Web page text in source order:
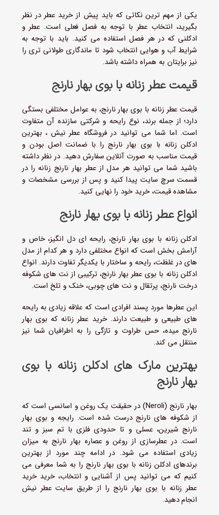
یکی از مهم ترین نکاتی که باید پیش از خرید عطر در نظر
بگیرید، انتخاب عطر با توجه به فصل فعلی است. عطر و
ادکلنی که در هر فصل استفاده می کنید. باید با توجه به
شرایط آب و هوایی انتخاب شود تا ماندگاری طولانی تری را
نیز برایتان به همراه داشته باشد.
قیمت عطر زنانه با بوی بهار نارنج
قیمت عطر زنانه با بوی بهار نارنج، به عوامل مختلفی بستگی
دارد؛ از جمله برند، نوع رایحه و شرکتی سازنده آن متفاوت
است. اما شما می توانید در فروشگاه عطر نیش ، بهترین
ادکلن زنانه با بوی بهار نارنج را با ضمانت اصل بودن و
قیمت مناسب به صورت آنلاین سفارش دهید. در نظر داشته
باشید شما می توانید هر مدل از عطر بهار نارنج زنانه را در
قسمت سرچ سایت پیدا کنید و پس از بررسی مشخصات و
مشاهده قیمت، خرید خود را نهایی کنید.
انواع عطر زنانه با بوی بهار نارنج
ادکلن زنانه با بوی بهار نارنج، رایحه ای دل انگیز، خاص و
آرامش بخش است که انواع مختلفی دارد و هر کدام از مدل
های در غلظت، رایحه و ساختار با یکدیگر تفاوت دارند. انواع
ادکلن زنانه با بوی عطر بهار نارنج، ترکیبی از نت های شکوفه
درخت نارنج، پرتقال و نت های چوبی، خنک و تلخ است.
این عطرها مورد پسند افرادی است که علاقه زیادی به رایحه
های طبیعی و طبیعت دارند. خرید عطر زنانه که بوی بهار
نارنج میده، حس طراوت و تازگی را به اطرافیان شما نیز
منتقل می کند.
بهترین مارک های ادکلن زنانه با بوی
بهار نارنج
بهار نارنج (Neroli) در حقیقت یک روغن و اسانسی است که
از شکوفه های نارنج درست شده است. رایجه و بوی بهار
نارنج شیرین، عسلی و تا حدودی فلزی با تم سبز و تند
است. در عطرسازی از روغن و عصاره بهار نارنج به میزان
زیادی استفاده می شود. در ادامه چند مورد از بهترین
برندهای ادکلن زنانه با بوی بهار نارنج را به شما معرفی می
کنیم که می توانید پس از آشنایی و انتخاب، خرید خرید
عطر زنانه با بوی بهار نارنج را از طریق سایت عطر نیش
انجام دهید.